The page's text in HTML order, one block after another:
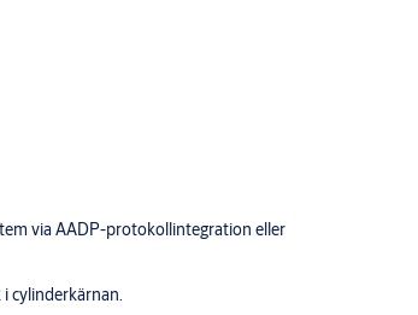
via AADP-protokollintegration eller
cylinderkärnan.